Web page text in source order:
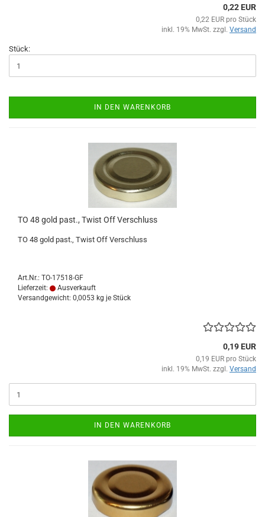
0,22 EUR
0,22 EUR pro Stück
inkl. 19% MwSt. zzgl. Versand
Stück:
IN DEN WARENKORB
TO 48 gold past., Twist Off Verschluss
TO 48 gold past., Twist Off Verschluss
Art.Nr.: TO-17518-GF
Lieferzeit:
Ausverkauft
Versandgewicht: 0,0053 kg je Stück
0,19 EUR
0,19 EUR pro Stück
inkl. 19% MwSt. zzgl. Versand
IN DEN WARENKORB